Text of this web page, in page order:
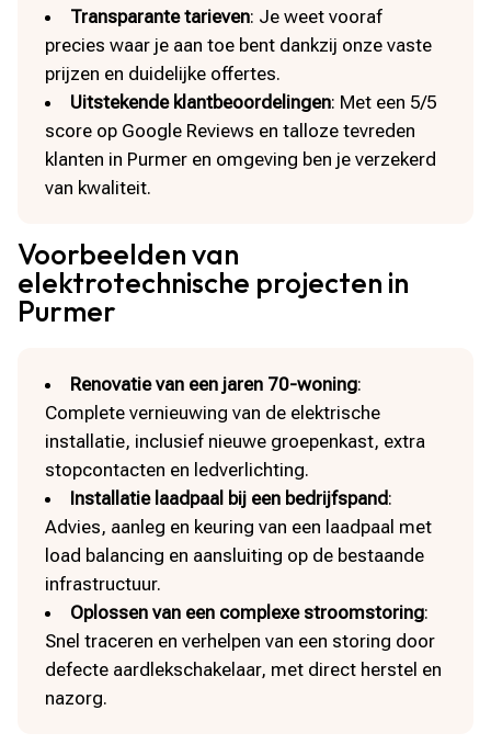
Transparante tarieven: Je weet vooraf
precies waar je aan toe bent dankzij onze vaste
prijzen en duidelijke offertes.
Uitstekende klantbeoordelingen: Met een 5/5
score op Google Reviews en talloze tevreden
klanten in Purmer en omgeving ben je verzekerd
van kwaliteit.
Voorbeelden van
elektrotechnische projecten in
Purmer
Renovatie van een jaren 70-woning:
Complete vernieuwing van de elektrische
installatie, inclusief nieuwe groepenkast, extra
stopcontacten en ledverlichting.
Installatie laadpaal bij een bedrijfspand:
Advies, aanleg en keuring van een laadpaal met
load balancing en aansluiting op de bestaande
infrastructuur.
Oplossen van een complexe stroomstoring:
Snel traceren en verhelpen van een storing door
defecte aardlekschakelaar, met direct herstel en
nazorg.